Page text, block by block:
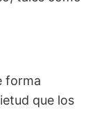
forma
que los